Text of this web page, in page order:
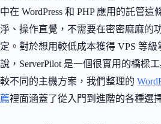
中在 WordPress 和 PHP 應用的託管
淨、操作直覺，不需要在密密麻麻的
定。對於想用較低成本獲得 VPS 等級
說，ServerPilot 是一個很實用的橋樑
較不同的主機方案，我們整理的
薦裡面涵蓋了從入門到進階的各種選